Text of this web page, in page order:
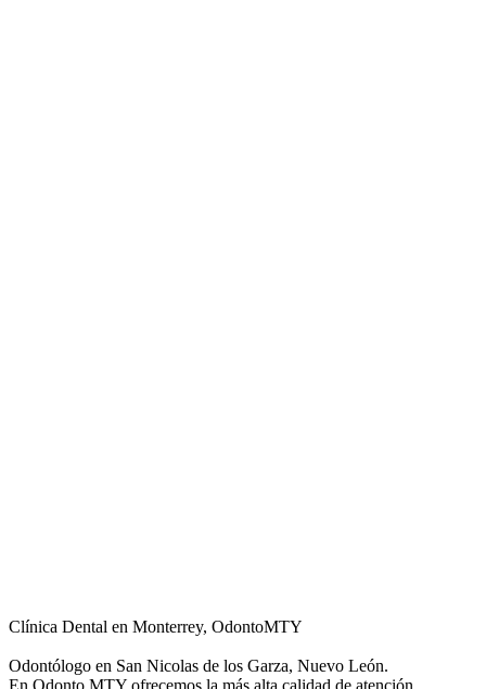
Clínica Dental en Monterrey, OdontoMTY
Odontólogo en San Nicolas de los Garza, Nuevo León.